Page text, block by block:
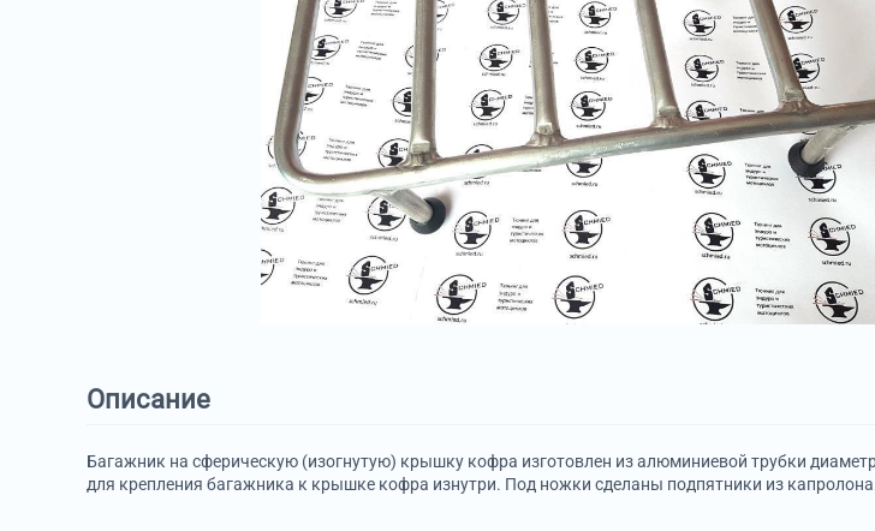
Описание
Багажник на сферическую (изогнутую) крышку кофра изготовлен из алюминиевой трубки
для крепления багажника к крышке кофра изнутри. Под ножки сделаны подпятники из